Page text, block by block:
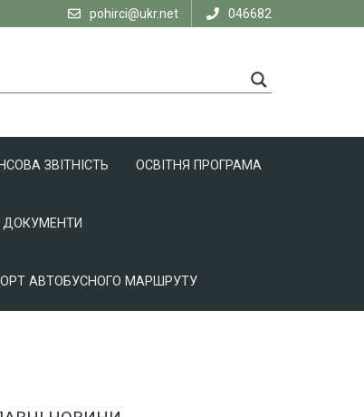
pohirci@ukr.net 046682
ЗВІТНІСТЬ ОСВІТНЯ ПРОГРАМА
ДОКУМЕНТИ
АВТОБУСНОГО МАРШРУТУ